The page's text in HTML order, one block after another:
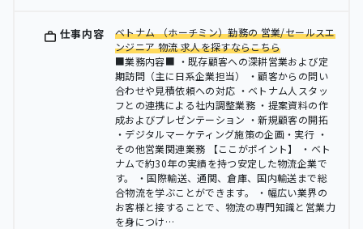
仕事内容
ベトナム （ホーチミン）勤務の 営業/セールスエ
ンジニア 物流 求人を探すならこちら
■業務内容■ ・既存顧客への深耕営業および定
期訪問（主に日系企業担当） ・顧客からの問い
合わせや見積依頼への対応 ・ベトナム人スタッ
フとの連携による社内調整業務 ・提案資料の作
成およびプレゼンテーション ・新規顧客の開拓
・デジタルマーケティング施策の企画・実行 ・
その他営業関連業務 【ここがポイント】 ・ベト
ナムで約30年の実績を持つ安定した物流企業で
す。 ・国際輸送、通関、倉庫、国内輸送まで総
合物流を学ぶことができます。 ・幅広い業界の
お客様と接することで、物流の専門知識と営業力
を身につけ…